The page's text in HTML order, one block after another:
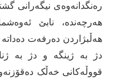
رەنگدانەوەی نیگەرانی
هەرچەندە، نابێ
هەڵبژاردن دەرفەت
دژ بە ژینگە و دژ بە
قووڵەکانی خەڵک